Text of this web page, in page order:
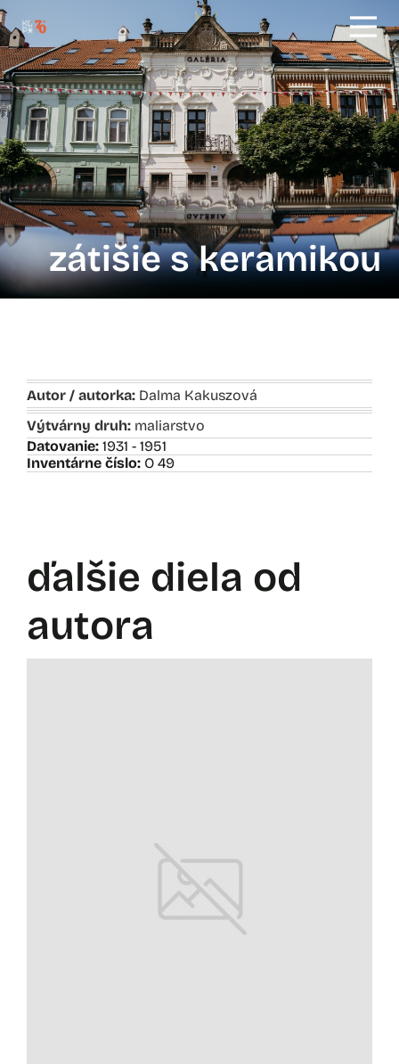
zátišie s keramikou
Autor / autorka: Dalma Kakuszová
Výtvárny druh: maliarstvo
Datovanie: 1931 - 1951
Inventárne číslo: O 49
ďalšie diela od
autora